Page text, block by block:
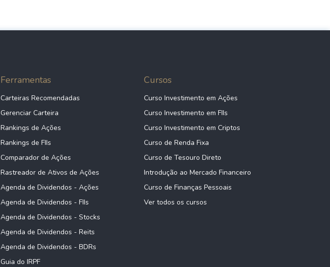
Ferramentas
Carteiras Recomendadas
Gerenciar Carteira
Rankings de Ações
Rankings de FIIs
Comparador de Ações
Rastreador de Ativos de Ações
Agenda de Dividendos - Ações
Agenda de Dividendos - FIIs
Agenda de Dividendos - Stocks
Agenda de Dividendos - Reits
Agenda de Dividendos - BDRs
Guia do IRPF
Cursos
Curso Investimento em Ações
Curso Investimento em FIIs
Curso Investimento em Criptos
Curso de Renda Fixa
Curso de Tesouro Direto
Introdução ao Mercado Financeiro
Curso de Finanças Pessoais
Ver todos os cursos